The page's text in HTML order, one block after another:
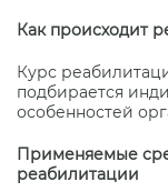
Как происходит
Курс
подбирается
особенностей
Применяемые
реабилитации